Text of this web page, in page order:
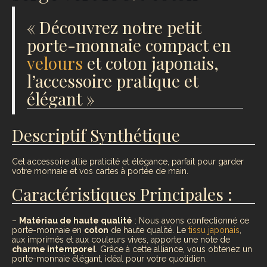
« Découvrez notre petit
porte-monnaie compact en
velours et coton japonais,
l’accessoire pratique et
élégant »
Descriptif Synthétique
Cet accessoire allie praticité et élégance, parfait pour garder
votre monnaie et vos cartes à portée de main.
Caractéristiques Principales :
– Matériau de haute qualité : Nous avons confectionné ce
porte-monnaie en coton de haute qualité. Le tissu japonais
aux imprimés et aux couleurs vives, apporte une note de
charme intemporel . Grâce à cette alliance, vous obtenez un
porte-monnaie élégant, idéal pour votre quotidien.